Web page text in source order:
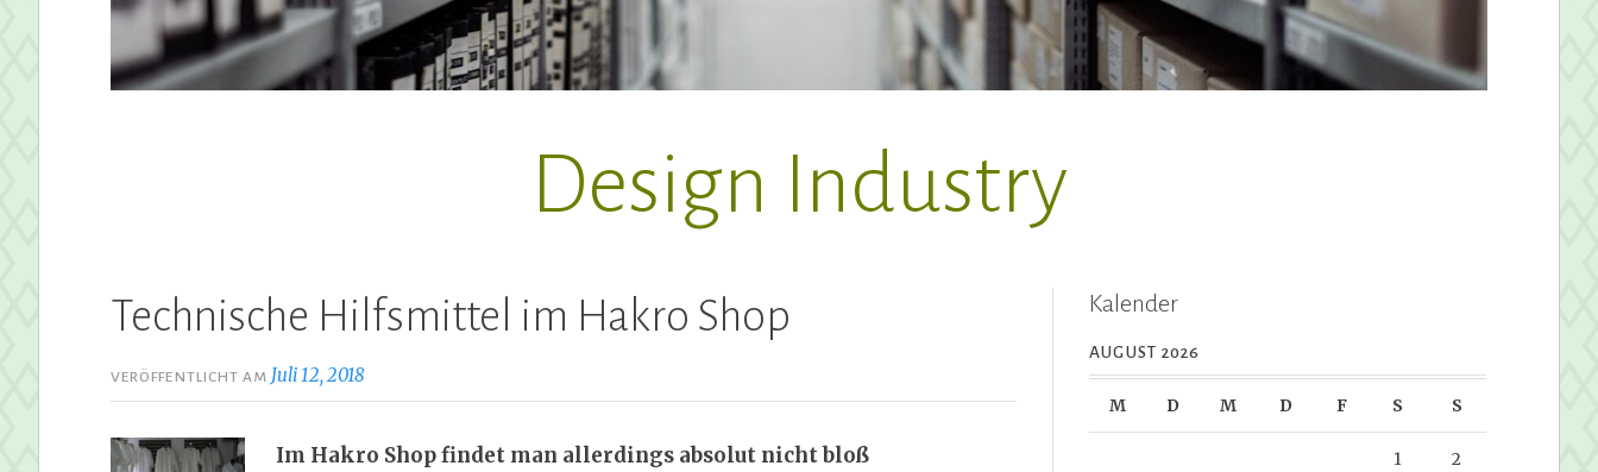
Design Industry
Technische Hilfsmittel im Hakro Shop
VERÖFFENTLICHT AM Juli 12, 2018
Im Hakro Shop findet man allerdings absolut nicht bloß
Kalender
AUGUST 2026
M D M D F S S
1 2